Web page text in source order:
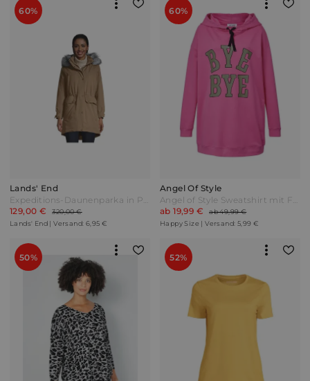
60%
Lands' End
Expeditions-Daunenparka in Petite-Größe Damen Beige by Lands' End
129,00 €
320,00 €
Lands' End | Versand: 6,95 €
60%
Angel Of Style
Angel of Style Sweatshirt mit Frontprint Pink
ab 19,99 €
ab 49,99 €
Happy Size | Versand: 5,99 €
50% 52%